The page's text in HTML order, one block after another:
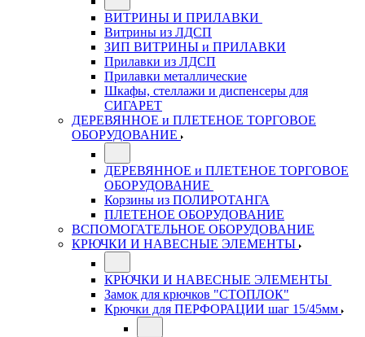
ВИТРИНЫ И ПРИЛАВКИ
Витрины из ЛДСП
ЗИП ВИТРИНЫ и ПРИЛАВКИ
Прилавки из ЛДСП
Прилавки металлические
Шкафы, стеллажи и диспенсеры для
СИГАРЕТ
ДЕРЕВЯННОЕ и ПЛЕТЕНОЕ ТОРГОВОЕ
ОБОРУДОВАНИЕ
ДЕРЕВЯННОЕ и ПЛЕТЕНОЕ ТОРГОВОЕ
ОБОРУДОВАНИЕ
Корзины из ПОЛИРОТАНГА
ПЛЕТЕНОЕ ОБОРУДОВАНИЕ
ВСПОМОГАТЕЛЬНОЕ ОБОРУДОВАНИЕ
КРЮЧКИ И НАВЕСНЫЕ ЭЛЕМЕНТЫ
КРЮЧКИ И НАВЕСНЫЕ ЭЛЕМЕНТЫ
Замок для крючков "СТОПЛОК"
Крючки для ПЕРФОРАЦИИ шаг 15/45мм